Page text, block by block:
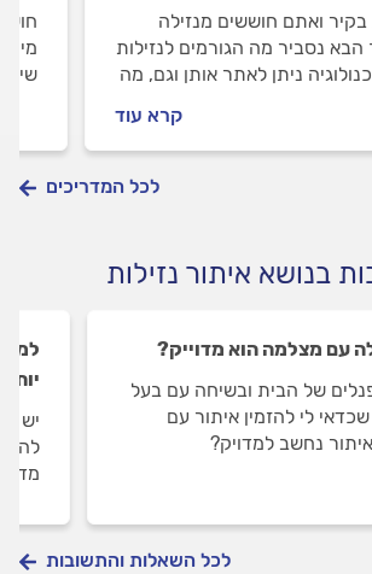
ואתם חוששים מנזילה
הבא נסביר מה הגורמים לנזילות
ניתן לאתר אותן וגם, מה
קרא עוד
מה
לכל המדריכים
בנושא איתור נזילות
עם מצלמה הוא מדוייק?
של הבית ובשיחה עם בעל
לי להזמין איתור עם
נחשב למדויק?
למה
יש
לכל השאלות והתשובות